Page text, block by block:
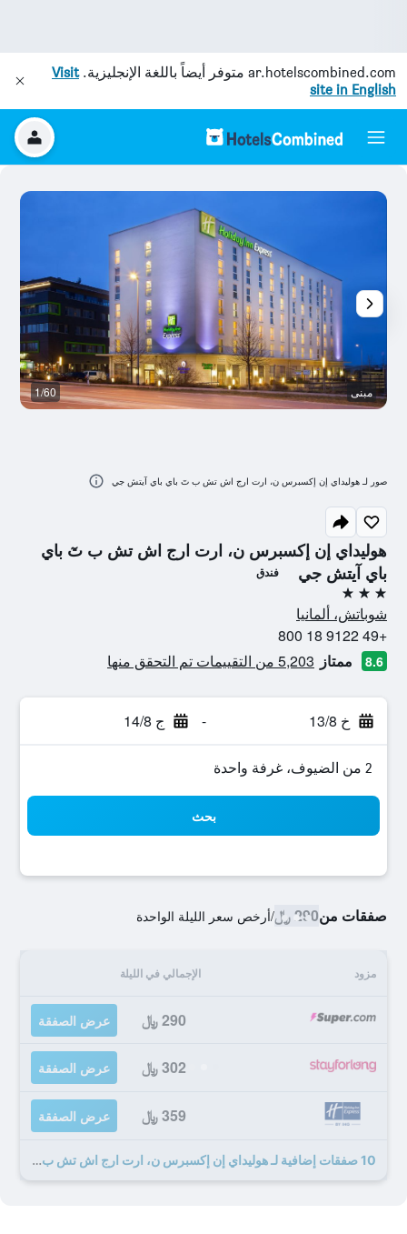
ar.hotelscombined.com متوفر أيضاً باللغة الإنجليزية.Visit
site in English
هوليداي إن إكسبرس ن، ارت ارج اش تش ب تٓ باي
باي آيتش جي
فندق
3 نجوم
شوباتش، ألمانيا
+49 9122 18 800
8.6 ممتاز 5,203 من التقييمات تم التحقق منها
خ 13/8 - ج 14/8
2 من الضيوف، غرفة واحدة
بحث
صفقات من290 ﷼ /أرخص سعر الليلة الواحدة
مزود الإجمالي في الليلة
290 ﷼ عرض الصفقة
302 ﷼ عرض الصفقة
359 ﷼ عرض الصفقة
10 صفقات إضافية لـ هوليداي إن إكسبرس ن، ارت ارج اش تش ب تٓ باي باي آيتش جي
مبنى 1/60
صور لـ هوليداي إن إكسبرس ن، ارت ارج اش تش ب تٓ باي باي آيتش جي